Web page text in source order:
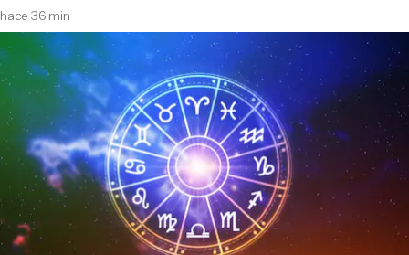
hace 36 min